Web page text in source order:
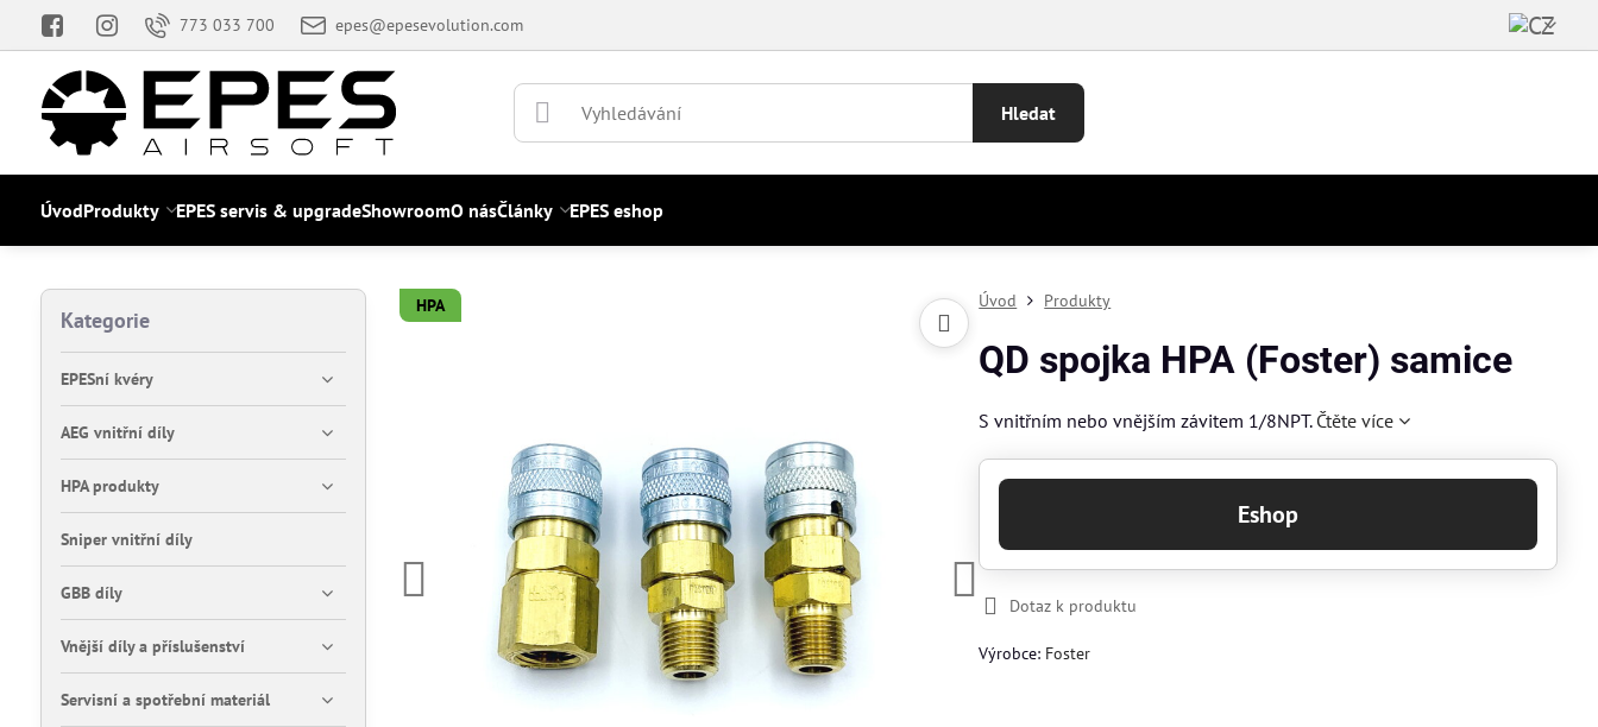
773 033 700 epes@epesevolution.com
Hledat
ÚvodProdukty EPES servis & upgradeShowroomO násČlánky EPES eshop
HPA Úvod Produkty
QD spojka HPA (Foster) samice
S vnitřním nebo vnějším závitem 1/8NPT. Čtěte více
Eshop
Dotaz k produktu
Výrobce: Foster
Kategorie
EPESní kvéry
AEG vnitřní díly
HPA produkty
Sniper vnitřní díly
GBB díly
Vnější díly a příslušenství
Servisní a spotřební materiál